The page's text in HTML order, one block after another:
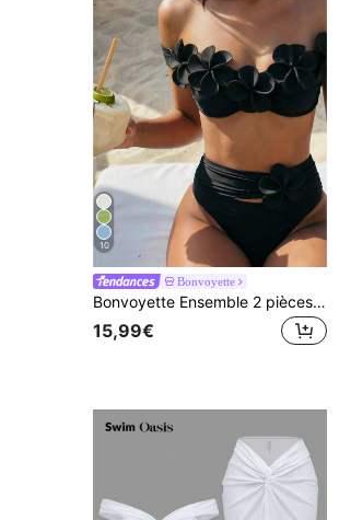
10
Bonvoyette
Bonvoyette Ensemble 2 pièces tricoté pour fête de vacances, plage, extérieur, Nouvel An, sexy, plage, piscine, 3D floral, hiver, Noël, viral, sans fil, élégant, maillot de bain bikini d'été pour femmes
15,99€